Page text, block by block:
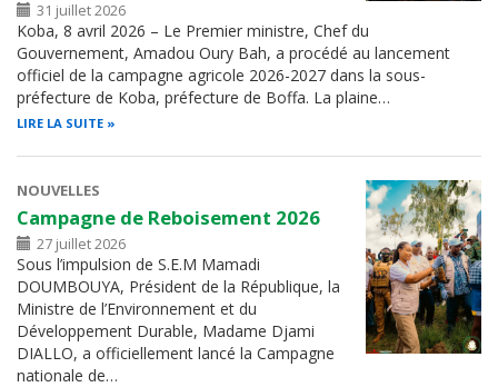
31 juillet 2026
Koba, 8 avril 2026 – Le Premier ministre, Chef du
Gouvernement, Amadou Oury Bah, a procédé au lancement
officiel de la campagne agricole 2026-2027 dans la sous-
préfecture de Koba, préfecture de Boffa. La plaine…
LIRE LA SUITE
NOUVELLES
Campagne de Reboisement 2026
27 juillet 2026
Sous l’impulsion de S.E.M Mamadi
DOUMBOUYA, Président de la République, la
Ministre de l’Environnement et du
Développement Durable, Madame Djami
DIALLO, a officiellement lancé la Campagne
nationale de…